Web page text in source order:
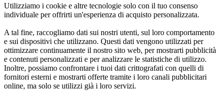
Utilizziamo i cookie e altre tecnologie solo con il tuo consenso
individuale per offrirti un'esperienza di acquisto personalizzata.
A tal fine, raccogliamo dati sui nostri utenti, sul loro comportamento
e sui dispositivi che utilizzano. Questi dati vengono utilizzati per
ottimizzare continuamente il nostro sito web, per mostrarti pubblicità
e contenuti personalizzati e per analizzare le statistiche di utilizzo.
Inoltre, possiamo confrontare i tuoi dati crittografati con quelli di
fornitori esterni e mostrarti offerte tramite i loro canali pubblicitari
online, ma solo se utilizzi già i loro servizi.